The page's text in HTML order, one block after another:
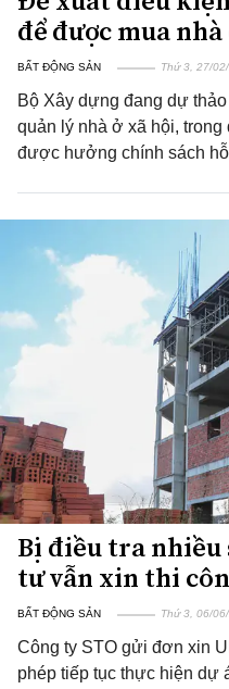
để được mua
BẤT ĐỘNG SẢN Thứ 3, 27/
Bộ Xây dựng đang dự
quản lý nhà ở xã hội,
được hưởng chính sách
Bị điều tra nhiều
tư vẫn xin thi
BẤT ĐỘNG SẢN Thứ 3, 06/
Công ty STO gửi đơn xin
phép tiếp tục thực hiện dự